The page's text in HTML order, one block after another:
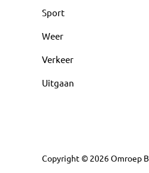
Sport
Weer
Verkeer
Uitgaan
Copyright © 2026Omroep